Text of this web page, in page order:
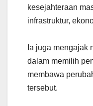
kesejahteraan
infrastruktur,
Ia juga mengajak
dalam memilih
membawa
tersebut.